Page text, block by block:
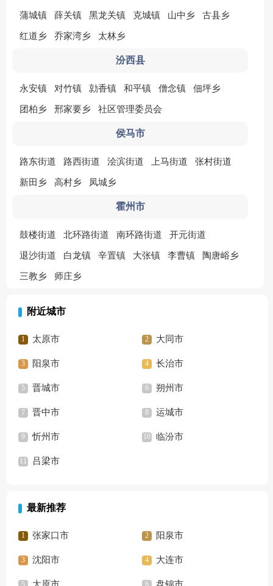
蒲城镇 薛关镇 黑龙关镇 克城镇 山中乡 古县乡
红道乡 乔家湾乡 太林乡
汾西县
永安镇 对竹镇 勍香镇 和平镇 僧念镇 佃坪乡
团柏乡 邢家要乡 社区管理委员会
侯马市
路东街道 路西街道 浍滨街道 上马街道 张村街道
新田乡 高村乡 凤城乡
霍州市
鼓楼街道 北环路街道 南环路街道 开元街道
退沙街道 白龙镇 辛置镇 大张镇 李曹镇 陶唐峪乡
三教乡 师庄乡
附近城市
太原市 大同市
阳泉市 长治市
晋城市 朔州市
晋中市 运城市
忻州市 临汾市
吕梁市
最新推荐
张家口市 阳泉市
沈阳市 大连市